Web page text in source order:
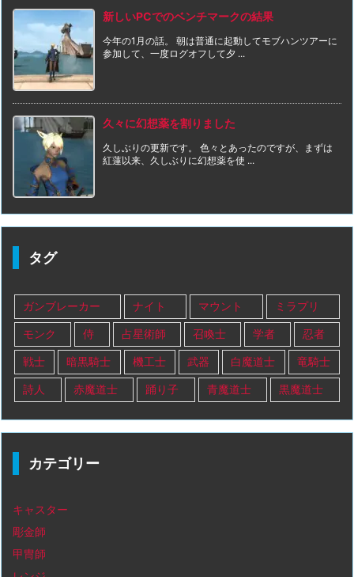
新しいPCでのベンチマークの結果
今年の1月の話。 朝は普通に起動してモブハンツアーに
参加して、一度ログオフして夕 ...
久々に幻想薬を割りました
久しぶりの更新です。 色々とあったのですが、まずは
紅蓮以来、久しぶりに幻想薬を使 ...
タグ
ガンブレーカー ナイト マウント ミラプリ
モンク 侍 占星術師 召喚士 学者 忍者
戦士 暗黒騎士 機工士 武器 白魔道士 竜騎士
詩人 赤魔道士 踊り子 青魔道士 黒魔道士
カテゴリー
キャスター
彫金師
甲冑師